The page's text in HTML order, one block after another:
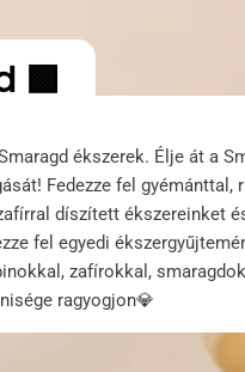
🟩
ékszerek. Élje át a
Fedezze fel gyémánttal,
díszített ékszereinket
fel egyedi
zafírokkal,
ragyogjon💎